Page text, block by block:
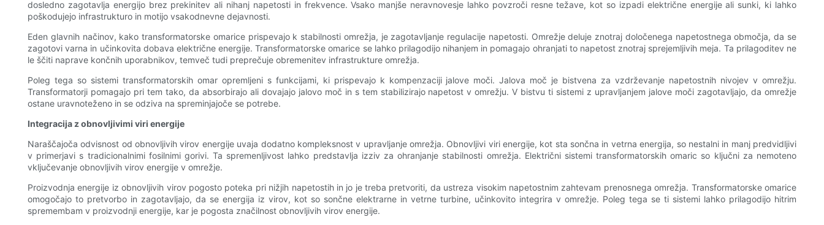
dosledno zagotavlja energijo brez prekinitev ali nihanj napetosti in frekvence. Vsako manjše neravnovesje lahko povzroči resne težave, kot so izpadi električne energije ali sunki, ki lahko
poškodujejo infrastrukturo in motijo ​​vsakodnevne dejavnosti.
Eden glavnih načinov, kako transformatorske omarice prispevajo k stabilnosti omrežja, je zagotavljanje regulacije napetosti. Omrežje deluje znotraj določenega napetostnega območja, da se
zagotovi varna in učinkovita dobava električne energije. Transformatorske omarice se lahko prilagodijo nihanjem in pomagajo ohranjati to napetost znotraj sprejemljivih meja. Ta prilagoditev ne
le ščiti naprave končnih uporabnikov, temveč tudi preprečuje obremenitev infrastrukture omrežja.
Poleg tega so sistemi transformatorskih omar opremljeni s funkcijami, ki prispevajo k kompenzaciji jalove moči. Jalova moč je bistvena za vzdrževanje napetostnih nivojev v omrežju.
Transformatorji pomagajo pri tem tako, da absorbirajo ali dovajajo jalovo moč in s tem stabilizirajo napetost v omrežju. V bistvu ti sistemi z upravljanjem jalove moči zagotavljajo, da omrežje
ostane uravnoteženo in se odziva na spreminjajoče se potrebe.
Integracija z obnovljivimi viri energije
Naraščajoča odvisnost od obnovljivih virov energije uvaja dodatno kompleksnost v upravljanje omrežja. Obnovljivi viri energije, kot sta sončna in vetrna energija, so nestalni in manj predvidljivi
v primerjavi s tradicionalnimi fosilnimi gorivi. Ta spremenljivost lahko predstavlja izziv za ohranjanje stabilnosti omrežja. Električni sistemi transformatorskih omaric so ključni za nemoteno
vključevanje obnovljivih virov energije v omrežje.
Proizvodnja energije iz obnovljivih virov pogosto poteka pri nižjih napetostih in jo je treba pretvoriti, da ustreza visokim napetostnim zahtevam prenosnega omrežja. Transformatorske omarice
omogočajo to pretvorbo in zagotavljajo, da se energija iz virov, kot so sončne elektrarne in vetrne turbine, učinkovito integrira v omrežje. Poleg tega se ti sistemi lahko prilagodijo hitrim
spremembam v proizvodnji energije, kar je pogosta značilnost obnovljivih virov energije.